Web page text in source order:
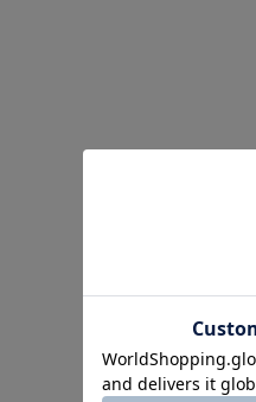
買えば買うほどお得! 最大半額クーポン